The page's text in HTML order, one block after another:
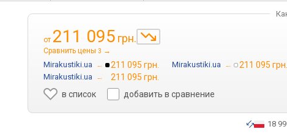
от 211 095 грн.
Сравнить цены 3 →
Mirakustiki.ua → 211 095 грн. Mirakustiki.ua → 211 095 грн.
Mirakustiki.ua →
211 095 грн.
в список
добавить в сравнение
18